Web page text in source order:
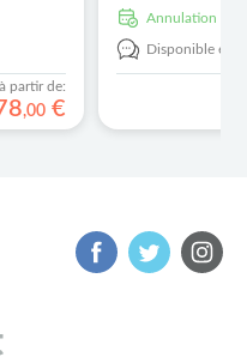
à partir de:
,00 €
Annulation
Disponible en: